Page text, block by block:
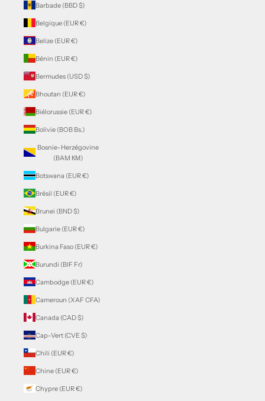
Barbade (BBD $)
Belgique (EUR €)
Belize (EUR €)
Bénin (EUR €)
Bermudes (USD $)
Bhoutan (EUR €)
Biélorussie (EUR €)
Bolivie (BOB Bs.)
Bosnie-Herzégovine
(BAM КМ)
Botswana (EUR €)
Brésil (EUR €)
Brunei (BND $)
Bulgarie (EUR €)
Burkina Faso (EUR €)
Burundi (BIF Fr)
Cambodge (EUR €)
Cameroun (XAF CFA)
Canada (CAD $)
Cap-Vert (CVE $)
Chili (EUR €)
Chine (EUR €)
Chypre (EUR €)